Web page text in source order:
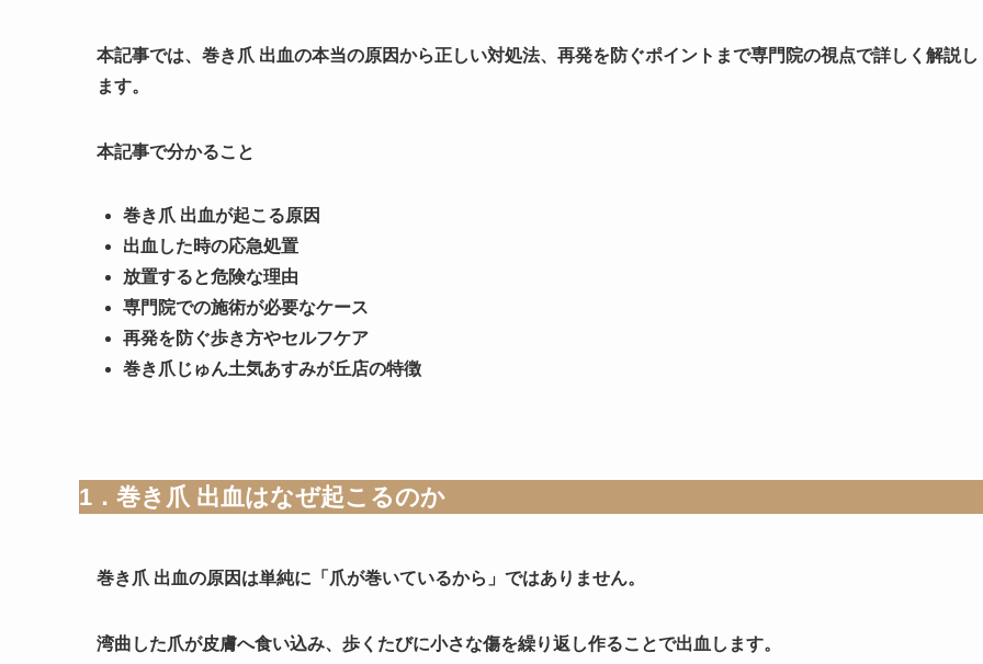
本記事では、巻き爪 出血の本当の原因から正しい対処法、再発を防ぐポイントまで専門院の視点で詳しく解説し
ます。
本記事で分かること
巻き爪 出血が起こる原因
出血した時の応急処置
放置すると危険な理由
専門院での施術が必要なケース
再発を防ぐ歩き方やセルフケア
巻き爪じゅん土気あすみが丘店の特徴
1．巻き爪 出血はなぜ起こるのか
巻き爪 出血の原因は単純に「爪が巻いているから」ではありません。
湾曲した爪が皮膚へ食い込み、歩くたびに小さな傷を繰り返し作ることで出血します。